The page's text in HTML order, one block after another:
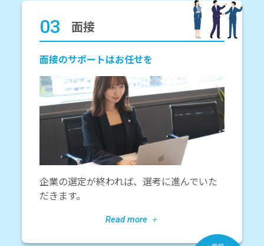
03 面接
面接のサポートはお任せを
企業の選定が終われば、選考に進んでいた
だきます。